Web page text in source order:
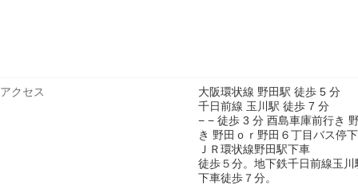
アクセス
大阪環状線 野田駅 徒歩 5 分
千日前線 玉川駅 徒歩 7 分
− − 徒歩 3 分 酉島車庫前行き
き 野田ｏｒ野田６丁目バス停
ＪＲ環状線野田駅下車
徒歩５分。地下鉄千日前線玉川
下車徒歩７分。